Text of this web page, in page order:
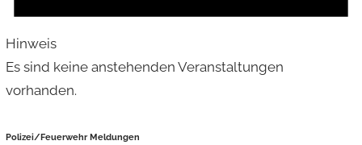
Hinweis
Es sind keine anstehenden Veranstaltungen
vorhanden.
Polizei/Feuerwehr Meldungen